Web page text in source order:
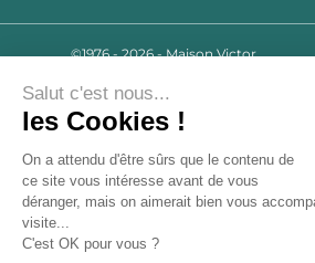
©1976 - 2026 - Maison Victor
Mentions légales
C.G.V.
Politique de confidentialité
FAQ
Livraisons
Salut c'est nous...
les Cookies !
On a attendu d'être sûrs que le contenu de
ce site vous intéresse avant de vous
déranger, mais on aimerait bien vous
visite...
C'est OK pour vous ?